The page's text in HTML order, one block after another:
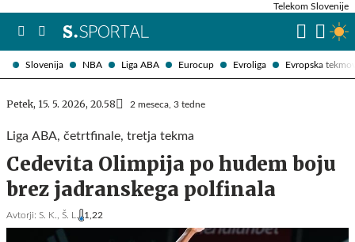
Slovenija NBA Liga ABA Eurocup Evroliga Evropska
Telekom Slovenije
Petek, 15. 5. 2026, 20.58 2 meseca, 3 tedne
Liga ABA, četrtfinale, tretja tekma
Cedevita Olimpija po hudem boju
brez jadranskega polfinala
Avtorji: S. K., Š. L. 1,22